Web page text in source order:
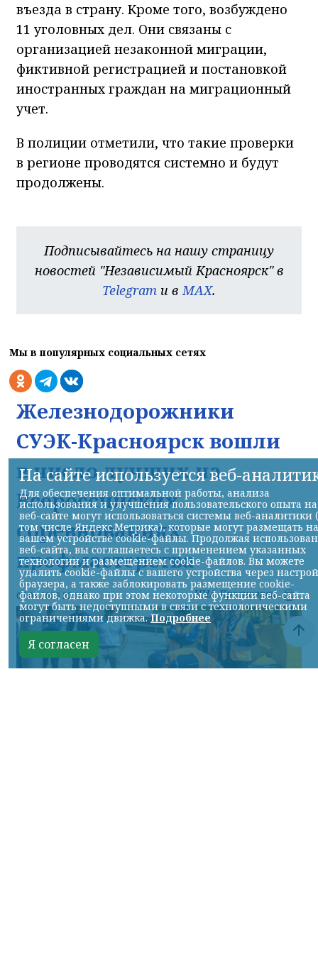
въезда в страну. Кроме того, возбуждено
11 уголовных дел. Они связаны с
организацией незаконной миграции,
фиктивной регистрацией и постановкой
иностранных граждан на миграционный
учет.
В полиции отметили, что такие проверки
в регионе проводятся системно и будут
продолжены.
Подписывайтесь на нашу страницу
новостей "Независимый Красноярск" в
Telegram и вMAX.
Мы в популярных социальных сетях
Железнодорожники
СУЭК-Красноярск вошли
в число лучших на
Всероссийских
соревнованиях
профмастерства
07.08.2026 22:13 НИА-Красноярск
На сайте используется веб-
Для обеспечения оптимальной работы, анализа
использования и улучшения пользовательского опыта на
веб-сайте могут использоваться системы веб-аналитики
том числе Яндекс.Метрика), которые могут размещать на
вашем устройстве cookie-файлы. Продолжая
веб-сайта, вы соглашаетесь с применением указанных
технологий и размещением cookie-файлов. Вы можете
удалить cookie-файлы с вашего устройства через
браузера, а также заблокировать размещение cookie-
файлов, однако при этом некоторые функции веб-сайта
могут быть недоступными в связи с технологическими
ограничениями движка.Подробнее
Я согласен